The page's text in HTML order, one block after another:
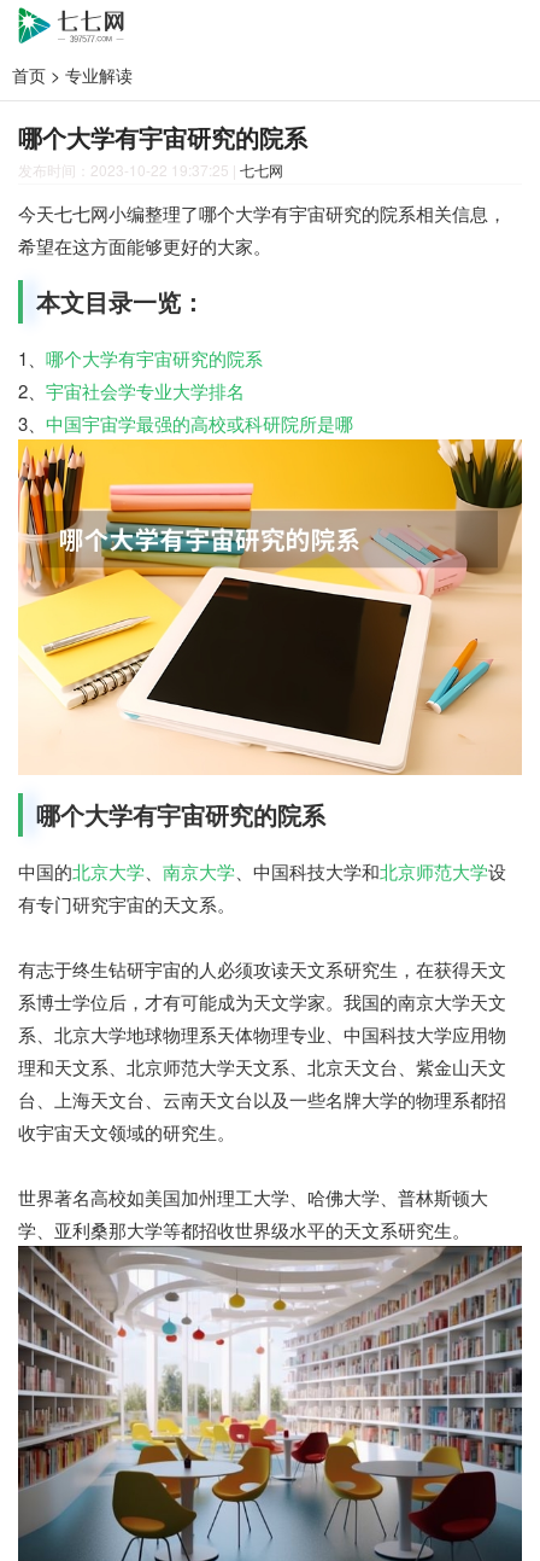
首页 > 专业解读
哪个大学有宇宙研究的院系
发布时间：2023-10-22 19:37:25 | 七七网
今天七七网小编整理了哪个大学有宇宙研究的院系相关信息，
希望在这方面能够更好的大家。
本文目录一览：
1、 哪个大学有宇宙研究的院系
2、 宇宙社会学专业大学排名
3、 中国宇宙学最强的高校或科研院所是哪
哪个大学有宇宙研究的院系
中国的北京大学、 南京大学、中国科技大学和北京师范大学设
有专门研究宇宙的天文系。
有志于终生钻研宇宙的人必须攻读天文系研究生，在获得天文
系博士学位后，才有可能成为天文学家。我国的南京大学天文
系、北京大学地球物理系天体物理专业、中国科技大学应用物
理和天文系、北京师范大学天文系、北京天文台、紫金山天文
台、上海天文台、云南天文台以及一些名牌大学的物理系都招
收宇宙天文领域的研究生。
世界著名高校如美国加州理工大学、哈佛大学、普林斯顿大
学、亚利桑那大学等都招收世界级水平的天文系研究生。